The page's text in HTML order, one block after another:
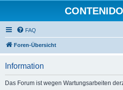
FAQ
Foren-Übersicht
Information
Das Forum ist wegen Wartungsarbeiten